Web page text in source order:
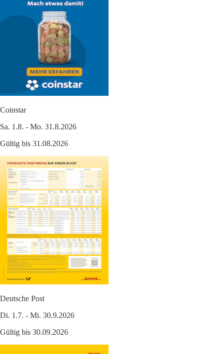
Coinstar
Sa. 1.8. - Mo. 31.8.2026
Gültig bis 31.08.2026
Deutsche Post
Di. 1.7. - Mi. 30.9.2026
Gültig bis 30.09.2026